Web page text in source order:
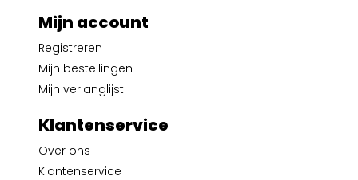
Mijn account
Registreren
Mijn bestellingen
Mijn verlanglijst
Klantenservice
Over ons
Klantenservice